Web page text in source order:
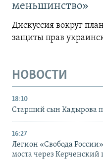
меньшинство»
Дискуссия вокруг
защиты прав
НОВОСТИ
18:10
Старший сын Кадырова
16:27
Легион «Свобода
моста через Керченский